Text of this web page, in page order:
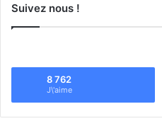
Suivez nous !
8 762
J\'aime